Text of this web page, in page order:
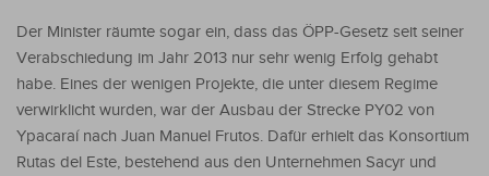
Der Minister räumte sogar ein, dass das ÖPP-Gesetz seit seiner
Verabschiedung im Jahr 2013 nur sehr wenig Erfolg gehabt
habe. Eines der wenigen Projekte, die unter diesem Regime
verwirklicht wurden, war der Ausbau der Strecke PY02 von
Ypacaraí nach Juan Manuel Frutos. Dafür erhielt das Konsortium
Rutas del Este, bestehend aus den Unternehmen Sacyr und